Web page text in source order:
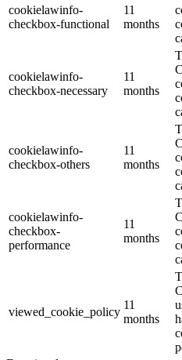
cookielawinfo-
checkbox-functional
11
months
cookielawinfo-
checkbox-necessary
11
months
cookielawinfo-
checkbox-others
11
months
cookielawinfo-
checkbox-
performance
11
months
viewed_cookie_policy
11
months